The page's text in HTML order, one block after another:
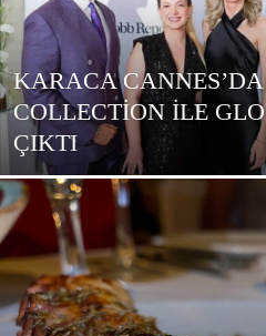
KARACA
COLLECTION ILE
ÇIKTI